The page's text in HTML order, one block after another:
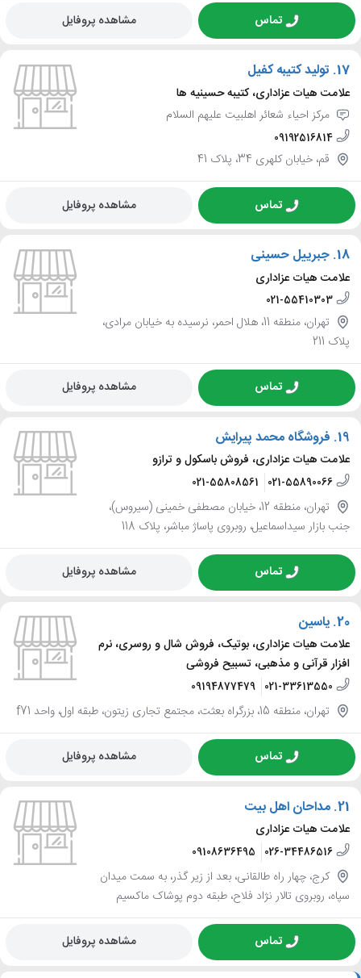
تماس مشاهده پروفایل
17. تولید کتیبه کفیل
علامت هیات عزاداری، کتیبه حسینیه ها
مرکز احیاء شعائر اهلبیت علیهم السلام
09192516814
قم، خیابان کلهری 34، پلاک 41
تماس مشاهده پروفایل
18. جبرییل حسینی
علامت هیات عزاداری
021-55410303
تهران، منطقه 11، هلال احمر، نرسیده به خیابان مرادی،
پلاک 211
تماس مشاهده پروفایل
19. فروشگاه محمد پیرایش
علامت هیات عزاداری، فروش باسکول و ترازو
021-55890066
021-55808561
تهران، منطقه 12، خیابان مصطفی خمینی (سیروس)،
جنب بازار سیداسماعیل، روبروی پاساژ مباشر، پلاک 118
تماس مشاهده پروفایل
20. یاسین
علامت هیات عزاداری، بوتیک، فروش شال و روسری، نرم
افزار قرآنی و مذهبی، تسبیح فروشی
021-33613550
09194877479
تهران، منطقه 15، بزرگراه بعثت، مجتمع تجاری زیتون، طبقه اول، واحد f71
تماس مشاهده پروفایل
21. مداحان اهل بیت
علامت هیات عزاداری
026-34486516
09108636495
کرج، چهار راه طالقانی، بعد از زیر گذر، به سمت میدان
سپاه، روبروی تالار نژاد فلاح، طبقه دوم پوشاک ماکسیم
تماس مشاهده پروفایل